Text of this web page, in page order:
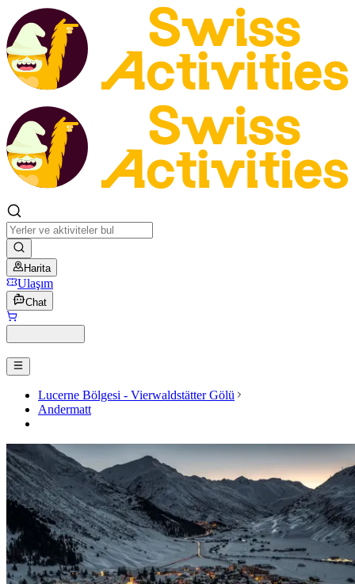
Harita
Ulaşım
Chat
Lucerne Bölgesi - Vierwaldstätter Gölü
Andermatt